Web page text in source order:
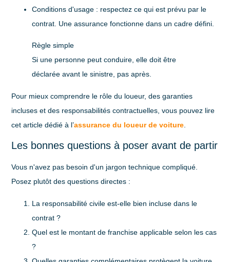
Conditions d'usage : respectez ce qui est prévu par le
contrat. Une assurance fonctionne dans un cadre défini.
Règle simple
Si une personne peut conduire, elle doit être
déclarée avant le sinistre, pas après.
Pour mieux comprendre le rôle du loueur, des garanties
incluses et des responsabilités contractuelles, vous pouvez lire
cet article dédié à l’assurance du loueur de voiture
Les bonnes questions à poser avant de partir
Vous n'avez pas besoin d'un jargon technique compliqué.
Posez plutôt des questions directes :
La responsabilité civile est-elle bien incluse dans le
contrat ?
Quel est le montant de franchise applicable selon les cas
?